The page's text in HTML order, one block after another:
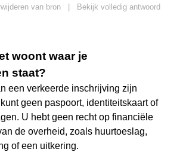
van bron
Bekijk volledig antwoord
woont waar je
staat?
een verkeerde inschrijving zijn
geen paspoort, identiteitskaart of
U hebt geen recht op financiële
de overheid, zoals huurtoeslag,
of een uitkering.